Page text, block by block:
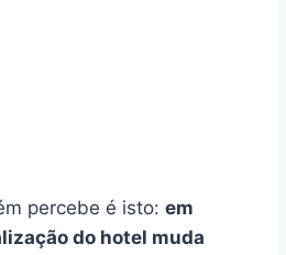
percebe é isto: em
do hotel muda